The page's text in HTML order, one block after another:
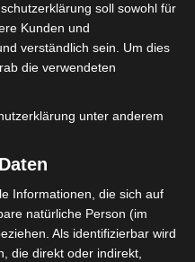
ich Euch
eine
und
für
Ich liebe
und
das perfekte
kalte
soll sowohl für
Kunden und
verständlich sein. Um dies
die verwendeten
unter anderem
Informationen, die sich auf
natürliche Person (im
Als identifizierbar wird
die direkt oder indirekt,